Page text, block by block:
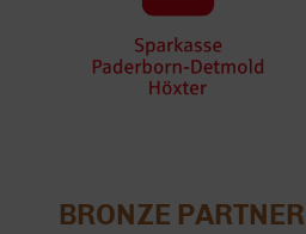
BRONZE PARTNER